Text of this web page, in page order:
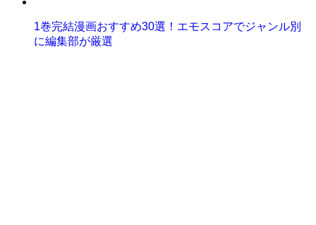
1巻完結漫画おすすめ30選！エモスコアでジャンル別
に編集部が厳選